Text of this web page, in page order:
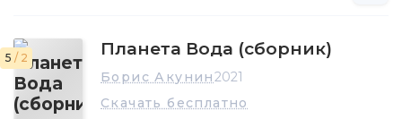
5 / 2 Планета Вода (сборник)
Борис Акунин2021
Скачать бесплатно